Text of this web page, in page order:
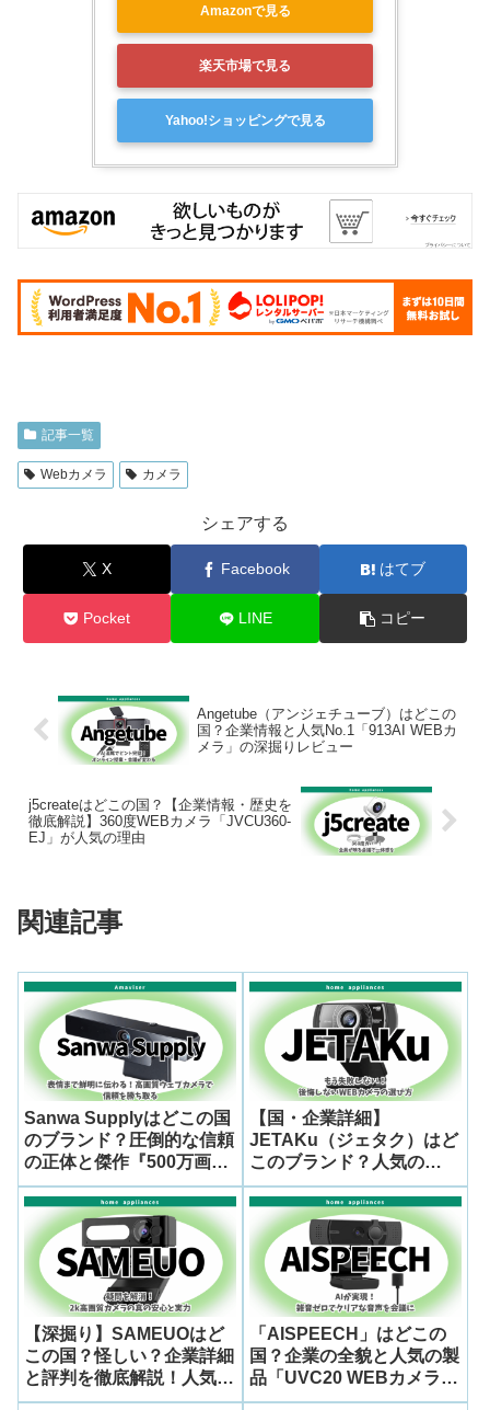
Amazonで見る
楽天市場で見る
Yahoo!ショッピングで見る
記事一覧
Webカメラ カメラ
シェアする
X Facebook はてブ
Pocket LINE コピー
Angetube（アンジェチューブ）はどこの
国？企業情報と人気No.1「913AI WEBカ
メラ」の深掘りレビュー
j5createはどこの国？【企業情報・歴史を
徹底解説】360度WEBカメラ「JVCU360-
EJ」が人気の理由
関連記事
Sanwa Supplyはどこの国
のブランド？圧倒的な信頼
の正体と傑作『500万画素
WEBカメラ CMS-
V51BK』の真価をガジェ
ット通が解剖！
【国・企業詳細】
JETAKu（ジェタク）はど
このブランド？人気の
WEBカメラ徹底レビュー
と選び方
【深掘り】SAMEUOはど
この国？怪しい？企業詳細
と評判を徹底解説！人気モ
デル「G53-2k WEBカメ
「AISPEECH」はどこの
国？企業の全貌と人気の製
品「UVC20 WEBカメラ」
を徹底解説